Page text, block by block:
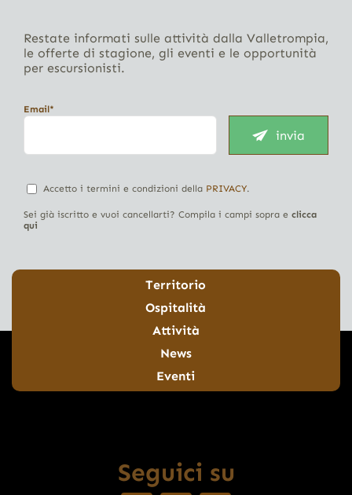
Restate informati sulle attività dalla Valletrompia,
le offerte di stagione, gli eventi e le opportunità
per escursionisti.
Email*
invia
Accetto i termini e condizioni della PRIVACY.
Sei già iscritto e vuoi cancellarti? Compila i campi sopra e clicca
qui
Territorio
Ospitalità
Attività
News
Eventi
Seguici su